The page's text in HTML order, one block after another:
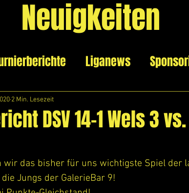
Neuigkeiten
Liganews
DSV 14-1 Wels 3 vs.
2 Min. Lesezeit
wir das bisher für uns wichtigste Spiel der
Jungs der GalerieBar 9!